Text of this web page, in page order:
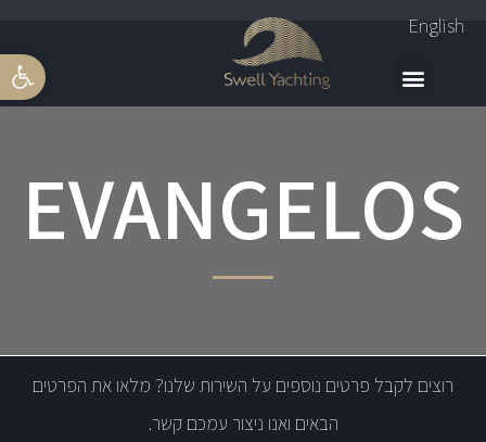
פתח
English
EVANGELOS
רוצים לקבל פרטים נוספים על השירות שלנו? מלאו את הפרטים
הבאים ואנו ניצור עמכם קשר.